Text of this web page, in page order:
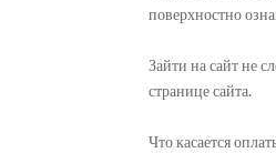
поверхностно
Зайти на сайт не
странице сайта.
Что касается